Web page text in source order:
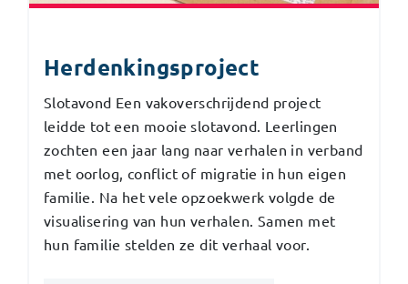
Herdenkingsproject
Slotavond Een vakoverschrijdend project
leidde tot een mooie slotavond. Leerlingen
zochten een jaar lang naar verhalen in verband
met oorlog, conflict of migratie in hun eigen
familie. Na het vele opzoekwerk volgde de
visualisering van hun verhalen. Samen met
hun familie stelden ze dit verhaal voor.